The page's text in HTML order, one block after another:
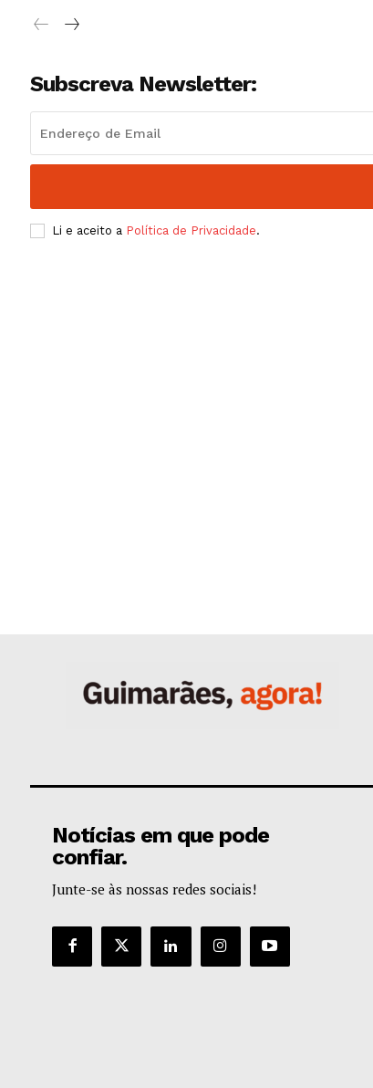
Subscreva Newsletter:
Li e aceito a Política de Privacidade.
Notícias em que pode
confiar.
Junte-se às nossas redes sociais!